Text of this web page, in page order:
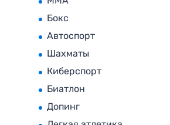
Бокс
Автоспорт
Шахматы
Киберспорт
Биатлон
Допинг